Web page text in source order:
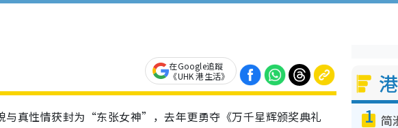
在Google追蹤
《UHK 港生活》
与真性情获封为“东张女神”，去年更勇夺《万千星辉颁奖典礼
1